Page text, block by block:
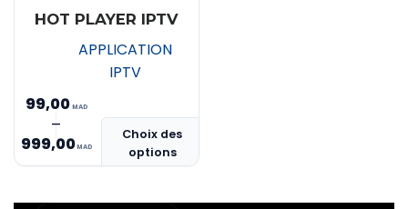
HOT PLAYER IPTV
APPLICATION
IPTV
99,00
–
999,00
Plage
de
Choix des
options
produit
a